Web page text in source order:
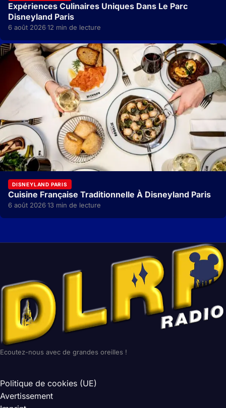
Expériences Culinaires Uniques Dans Le Parc
Disneyland Paris
6 août 2026·12 min de lecture
DISNEYLAND PARIS
Cuisine Française Traditionnelle À Disneyland Paris
6 août 2026·13 min de lecture
Ecoutez-nous avec de grandes oreilles !
Politique de cookies (UE)
Avertissement